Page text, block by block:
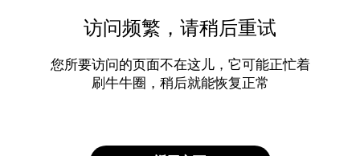
访问频繁，请稍后重试
您所要访问的页面不在这儿，它可能正忙着
刷牛牛圈，稍后就能恢复正常